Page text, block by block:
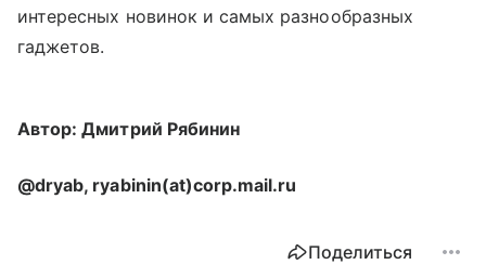
интересных новинок и самых разнообразных
гаджетов.
Автор: Дмитрий Рябинин
@dryab, ryabinin(at)corp.mail.ru
Поделиться